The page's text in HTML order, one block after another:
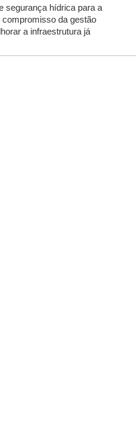
segurança hídrica para a
da gestão
a infraestrutura já